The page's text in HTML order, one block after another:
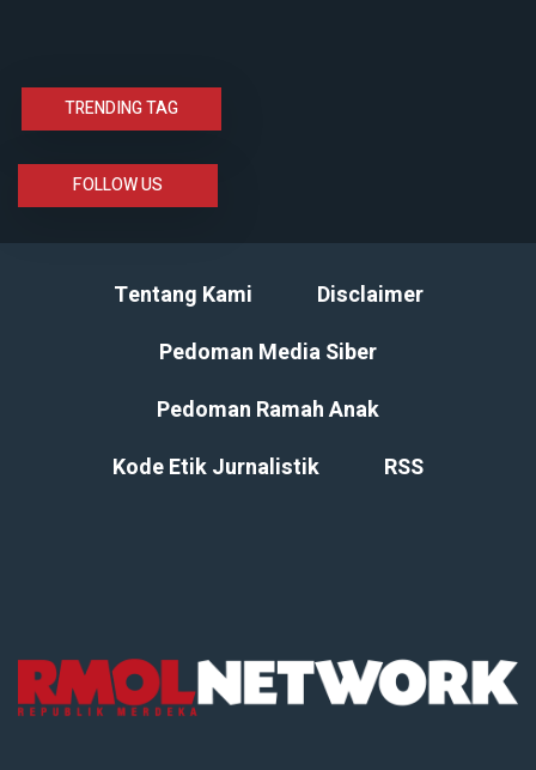
TRENDING TAG
FOLLOW US
Tentang Kami
Disclaimer
Pedoman Media Siber
Pedoman Ramah Anak
Kode Etik Jurnalistik
RSS